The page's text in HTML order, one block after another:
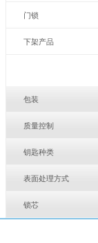
门锁
下架产品
包装
质量控制
钥匙种类
表面处理方式
锁芯